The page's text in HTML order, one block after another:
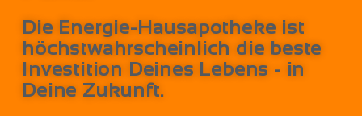
Die Energie-Hausapotheke ist
höchstwahrscheinlich die beste
Investition Deines Lebens - in
Deine Zukunft.